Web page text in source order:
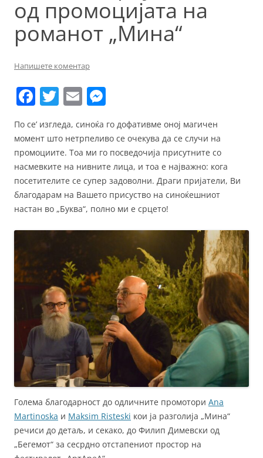
од промоцијата на
романот „Мина“
Напишете коментар
F
a
c
e
b
o
o
k
T
itt
er
E
m
ai
l
ss
e
n
g
er
По се’ изгледа, синоќа го дофативме оној магичен
момент што нетрпеливо се очекува да се случи на
промоциите. Тоа ми го посведочија присутните со
насмевките на нивните лица, и тоа е најважно: кога
посетителите се супер задоволни. Драги пријатели, Ви
благодарам на Вашето присуство на синоќешниот
настан во „Буква“, полно ми е срцето!
Голема благодарност до одличните промотори Ana
Martinoska и Maksim Risteski кои ја разголија „Мина“
речиси до детаљ, и секако, до Филип Димевски од
„Бегемот“ за сесрдно отстапениот простор на